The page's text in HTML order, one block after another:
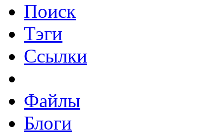
Поиск
Тэги
Ссылки
Файлы
Блоги